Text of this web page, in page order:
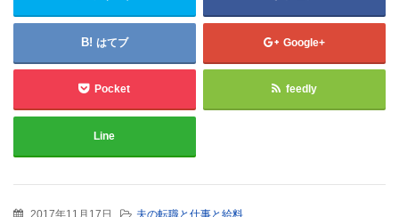
はてブ Google+
Pocket feedly
Line
2017年11月17日 夫の転職と仕事と給料